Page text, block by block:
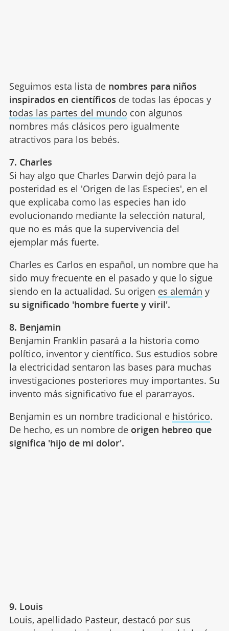
Seguimos esta lista de nombres para niños
inspirados en científicos de todas las épocas y
todas las partes del mundo con algunos
nombres más clásicos pero igualmente
atractivos para los bebés.
7. Charles
Si hay algo que Charles Darwin dejó para la
posteridad es el 'Origen de las Especies', en el
que explicaba como las especies han ido
evolucionando mediante la selección natural,
que no es más que la supervivencia del
ejemplar más fuerte.
Charles es Carlos en español, un nombre que ha
sido muy frecuente en el pasado y que lo sigue
siendo en la actualidad. Su origen es alemán y
su significado 'hombre fuerte y viril'.
8. Benjamin
Benjamin Franklin pasará a la historia como
político, inventor y científico. Sus estudios sobre
la electricidad sentaron las bases para muchas
investigaciones posteriores muy importantes. Su
invento más significativo fue el pararrayos.
Benjamin es un nombre tradicional e histórico.
De hecho, es un nombre de origen hebreo que
significa 'hijo de mi dolor'.
9. Louis
Louis, apellidado Pasteur, destacó por sus